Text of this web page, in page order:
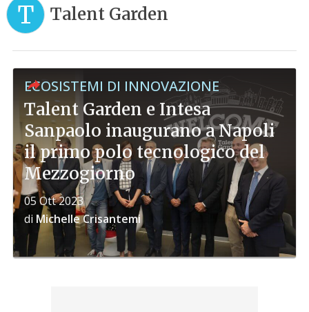
T Talent Garden
ECOSISTEMI DI INNOVAZIONE
Talent Garden e Intesa
Sanpaolo inaugurano a Napoli
il primo polo tecnologico del
Mezzogiorno
05 Ott 2023
di Michelle Crisantemi